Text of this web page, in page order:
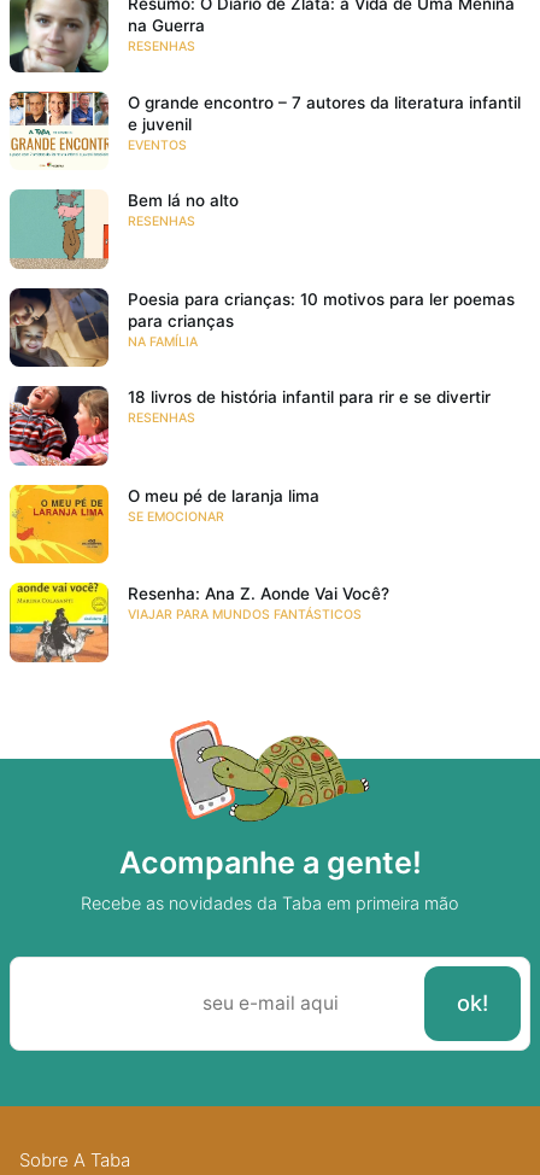
Resumo: O Diário de Zlata: a Vida de Uma Menina
na Guerra
RESENHAS
O grande encontro – 7 autores da literatura infantil
e juvenil
EVENTOS
Bem lá no alto
RESENHAS
Poesia para crianças: 10 motivos para ler poemas
para crianças
NA FAMÍLIA
18 livros de história infantil para rir e se divertir
RESENHAS
O meu pé de laranja lima
SE EMOCIONAR
Resenha: Ana Z. Aonde Vai Você?
VIAJAR PARA MUNDOS FANTÁSTICOS
Acompanhe a gente!
Recebe as novidades da Taba em primeira mão
Sobre A Taba